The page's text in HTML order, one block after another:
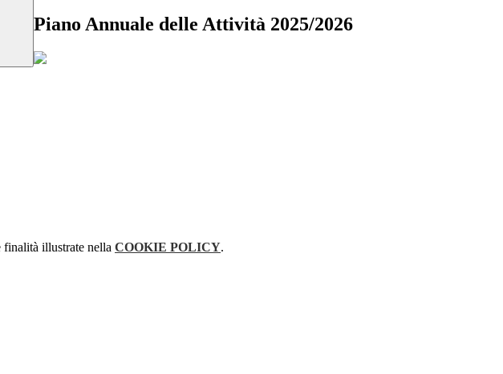
Piano Annuale delle Attività 2025/2026
illustrate nella COOKIE POLICY.